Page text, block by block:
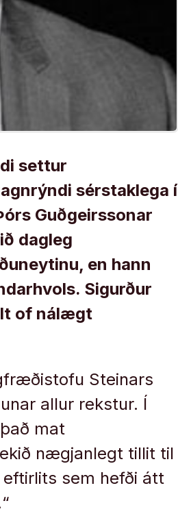
settur
sérstaklega í
Guðgeirssonar
dagleg
en hann
Sigurður
of nálægt
Steinars
allur rekstur. Í
mat
nægjanlegt tillit til
sem hefði átt